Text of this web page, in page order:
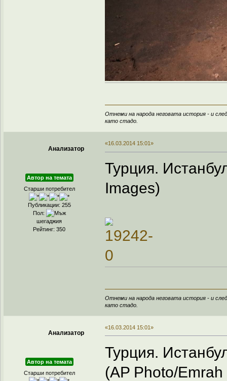
Отнеми на народа неговата история - и
като стадо.
Анализатор
Автор на темата
Старши потребител
Публикации: 255
Пол:
шегаджия
Рейтинг: 350
«16.03.2014 15:01»
Турция.
Images)
Отнеми на народа неговата история - и
като стадо.
Анализатор
Автор на темата
Старши потребител
«16.03.2014 15:01»
Турция.
(AP Photo/